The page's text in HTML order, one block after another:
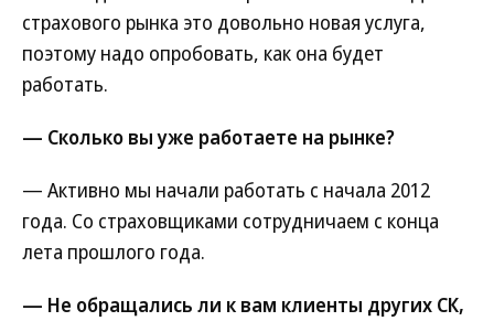
страхового рынка это довольно новая услуга,
поэтому надо опробовать, как она будет
работать.
— Сколько вы уже работаете на рынке?
— Активно мы начали работать с начала 2012
года. Со страховщиками сотрудничаем с конца
лета прошлого года.
— Не обращались ли к вам клиенты других СК,